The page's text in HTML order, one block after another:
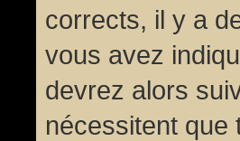
corrects, il y a
vous avez
devrez alors
nécessitent que